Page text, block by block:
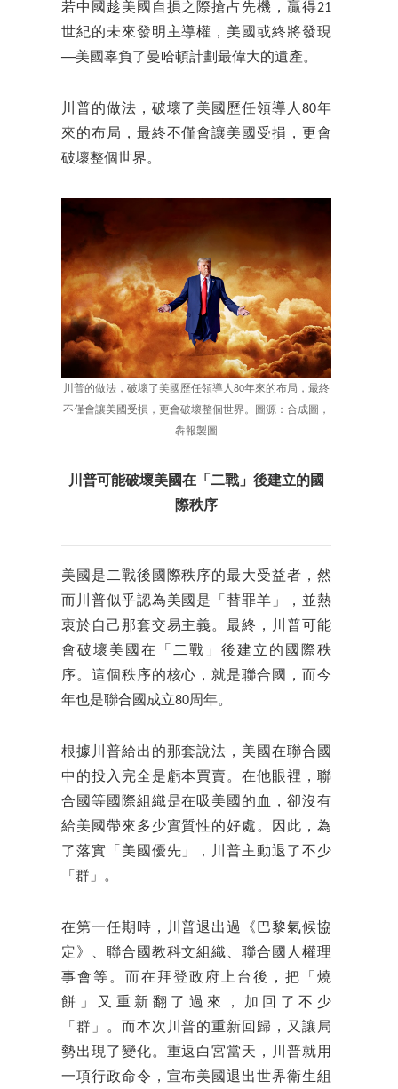
若中國趁美國自損之際搶占先機，贏得21
世紀的未來發明主導權，美國或終將發現
──美國辜負了曼哈頓計劃最偉大的遺產。
川普的做法，破壞了美國歷任領導人80年
來的布局，最終不僅會讓美國受損，更會
破壞整個世界。
川普的做法，破壞了美國歷任領導人80年來的布局，最終
不僅會讓美國受損，更會破壞整個世界。圖源：合成圖，
犇報製圖
川普可能破壞美國在「二戰」後建立的國
際秩序
美國是二戰後國際秩序的最大受益者，然
而川普似乎認為美國是「替罪羊」，並熱
衷於自己那套交易主義。最終，川普可能
會破壞美國在「二戰」後建立的國際秩
序。這個秩序的核心，就是聯合國，而今
年也是聯合國成立80周年。
根據川普給出的那套說法，美國在聯合國
中的投入完全是虧本買賣。在他眼裡，聯
合國等國際組織是在吸美國的血，卻沒有
給美國帶來多少實質性的好處。因此，為
了落實「美國優先」，川普主動退了不少
「群」。
在第一任期時，川普退出過《巴黎氣候協
定》、聯合國教科文組織、聯合國人權理
事會等。而在拜登政府上台後，把「燒
餅」又重新翻了過來，加回了不少
「群」。而本次川普的重新回歸，又讓局
勢出現了變化。重返白宮當天，川普就用
一項行政命令，宣布美國退出世界衛生組